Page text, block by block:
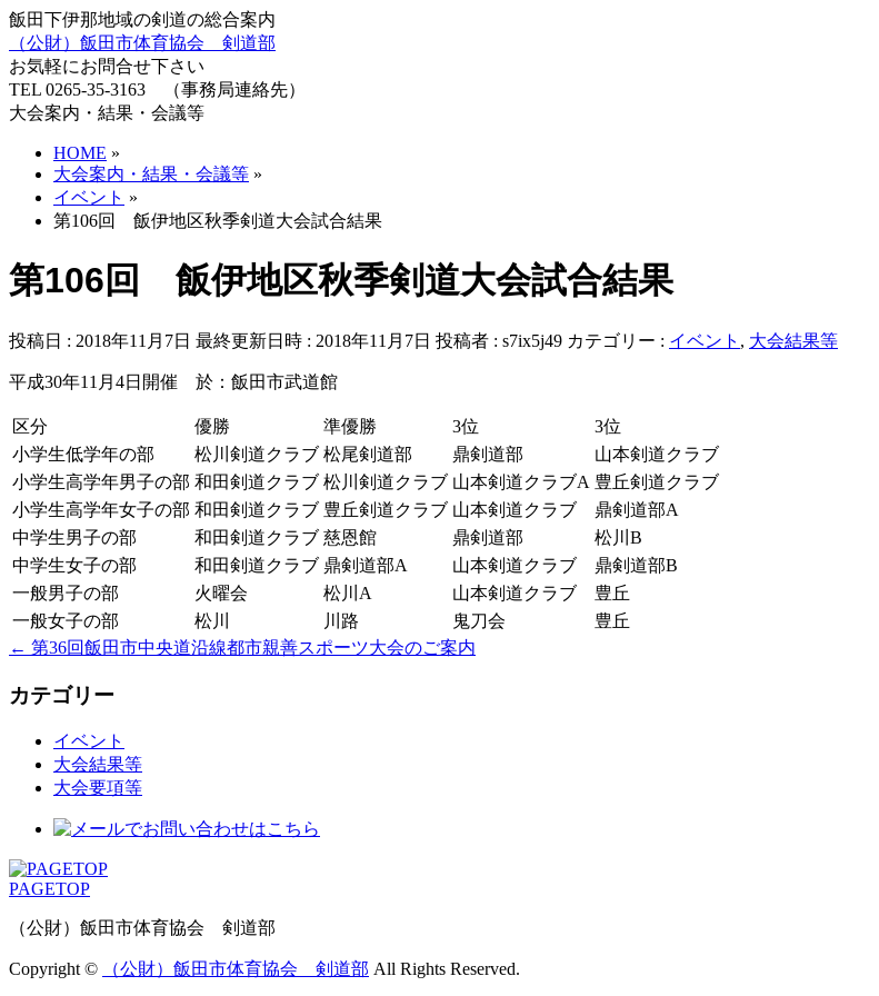
飯田下伊那地域の剣道の総合案内
（公財）飯田市体育協会 剣道部
お気軽にお問合せ下さい
TEL 0265-35-3163 （事務局連絡先）
大会案内・結果・会議等
HOME »
大会案内・結果・会議等 »
イベント »
第106回 飯伊地区秋季剣道大会試合結果
第106回 飯伊地区秋季剣道大会試合結果
投稿日 : 2018年11月7日 最終更新日時 : 2018年11月7日 投稿者 : s7ix5j49 カテゴリー : イベント , 大会結果等
平成30年11月4日開催 於：飯田市武道館
区分 優勝 準優勝 3位
3位
小学生低学年の部
松川剣道クラブ 松尾剣道部 鼎剣道部
山本剣道クラブ
小学生高学年男子の部 和田剣道クラブ 松川剣道クラブ 山本剣道クラブA 豊丘剣道クラブ
小学生高学年女子の部 和田剣道クラブ 豊丘剣道クラブ 山本剣道クラブ
鼎剣道部A
中学生男子の部
和田剣道クラブ 慈恩館 鼎剣道部
松川B
中学生女子の部
和田剣道クラブ 鼎剣道部A 山本剣道クラブ
鼎剣道部B
一般男子の部
火曜会 松川A 山本剣道クラブ
豊丘
一般女子の部
松川 川路 鬼刀会
豊丘
← 第36回飯田市中央道沿線都市親善スポーツ大会のご案内
カテゴリー
イベント
大会結果等
大会要項等
PAGETOP
（公財）飯田市体育協会 剣道部
Copyright © （公財）飯田市体育協会 剣道部 All Rights Reserved.